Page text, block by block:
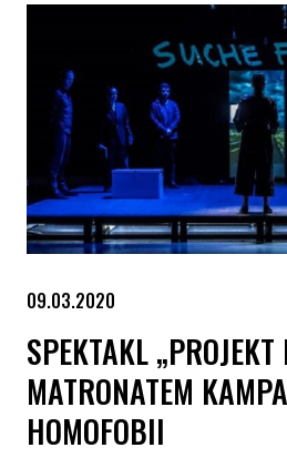
09.03.2020
SPEKTAKL
MATRONATEM
HOMOFOBII